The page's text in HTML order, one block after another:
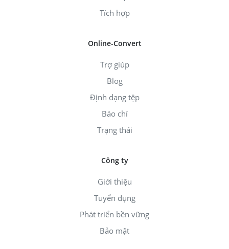
Tích hợp
Online-Convert
Trợ giúp
Blog
Định dạng tệp
Báo chí
Trạng thái
Công ty
Giới thiệu
Tuyển dụng
Phát triển bền vững
Bảo mật